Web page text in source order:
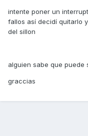
intente poner un
fallos así decidí quitarlo
del sillon
alguien sabe que puede
graccias